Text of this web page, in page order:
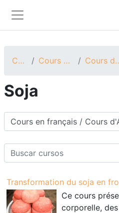
Panel lateral
Cursos Cours en français Cours
Soja
Categorías
Buscar cursos
Transformation du soja en
Ce cours
corporelle,